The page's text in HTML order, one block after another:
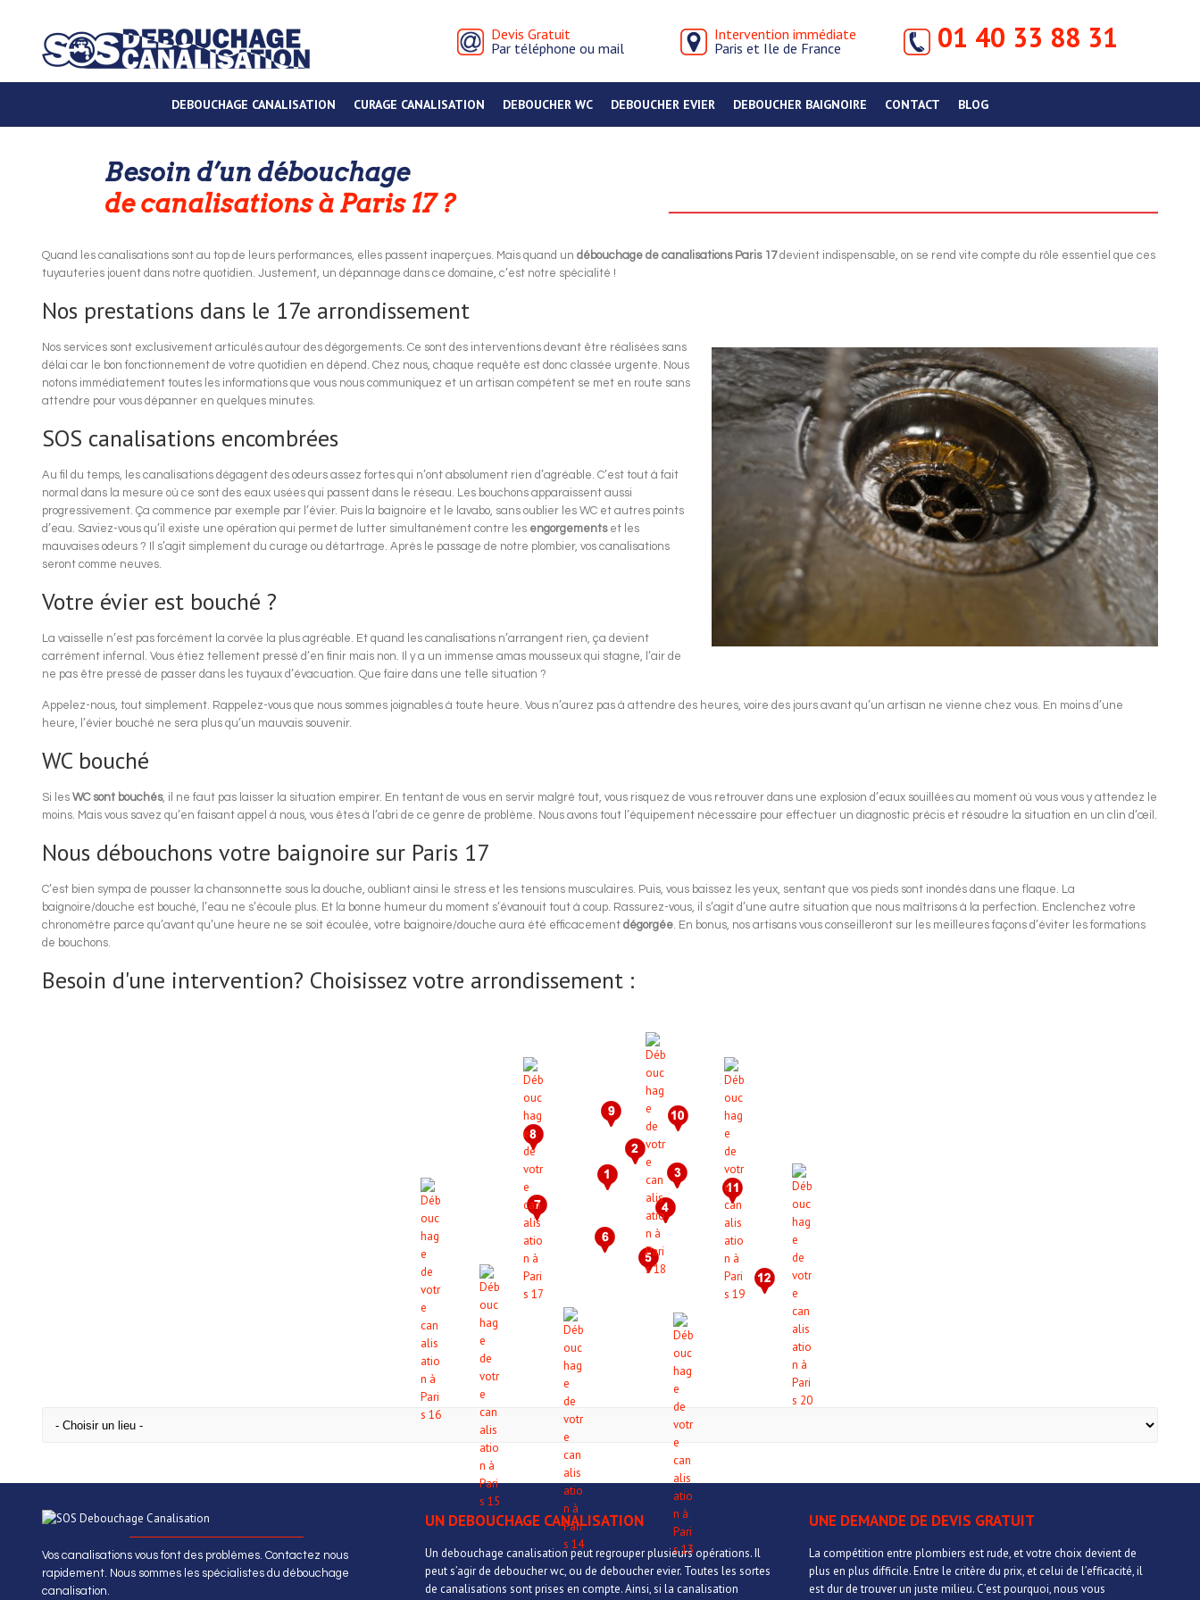
Devis Gratuit
Par téléphone ou mail
Intervention immédiate
Paris et Ile de France
01 40 33 88 31
DEBOUCHAGE CANALISATION CURAGE CANALISATION DEBOUCHER WC DEBOUCHER EVIER DEBOUCHER BAIGNOIRE CONTACT BLOG
Besoin d’un débouchage
de canalisations à Paris 17 ?
Quand les canalisations sont au top de leurs performances, elles passent inaperçues. Mais quand un débouchage de canalisations Paris 17devient indispensable, on se rend vite compte du rôle essentiel que ces
tuyauteries jouent dans notre quotidien. Justement, un dépannage dans ce domaine, c’est notre spécialité !
Nos prestations dans le 17e arrondissement
Nos services sont exclusivement articulés autour des dégorgements. Ce sont des interventions devant être réalisées sans
délai car le bon fonctionnement de votre quotidien en dépend. Chez nous, chaque requête est donc classée urgente. Nous
notons immédiatement toutes les informations que vous nous communiquez et un artisan compétent se met en route sans
attendre pour vous dépanner en quelques minutes.
SOS canalisations encombrées
Au fil du temps, les canalisations dégagent des odeurs assez fortes qui n’ont absolument rien d’agréable. C’est tout à fait
normal dans la mesure où ce sont des eaux usées qui passent dans le réseau. Les bouchons apparaissent aussi
progressivement. Ça commence par exemple par l’évier. Puis la baignoire et le lavabo, sans oublier les WC et autres points
d’eau. Saviez-vous qu’il existe une opération qui permet de lutter simultanément contre les engorgements et les
mauvaises odeurs ? Il s’agit simplement du curage ou détartrage. Après le passage de notre plombier, vos canalisations
seront comme neuves.
Votre évier est bouché ?
La vaisselle n’est pas forcément la corvée la plus agréable. Et quand les canalisations n’arrangent rien, ça devient
carrément infernal. Vous étiez tellement pressé d’en finir mais non. Il y a un immense amas mousseux qui stagne, l’air de
ne pas être pressé de passer dans les tuyaux d’évacuation. Que faire dans une telle situation ?
Appelez-nous, tout simplement. Rappelez-vous que nous sommes joignables à toute heure. Vous n’aurez pas à attendre des heures, voire des jours avant qu’un artisan ne vienne chez vous. En moins d’une
heure, l’évier bouché ne sera plus qu’un mauvais souvenir.
WC bouché
Si les WC sont bouchés, il ne faut pas laisser la situation empirer. En tentant de vous en servir malgré tout, vous risquez de vous retrouver dans une explosion d’eaux souillées au moment où vous vous y attendez le
moins. Mais vous savez qu’en faisant appel à nous, vous êtes à l’abri de ce genre de problème. Nous avons tout l’équipement nécessaire pour effectuer un diagnostic précis et résoudre la situation en un clin d’œil.
Nous débouchons votre baignoire sur Paris 17
C’est bien sympa de pousser la chansonnette sous la douche, oubliant ainsi le stress et les tensions musculaires. Puis, vous baissez les yeux, sentant que vos pieds sont inondés dans une flaque. La
baignoire/douche est bouché, l’eau ne s’écoule plus. Et la bonne humeur du moment s’évanouit tout à coup. Rassurez-vous, il s’agit d’une autre situation que nous maîtrisons à la perfection. Enclenchez votre
chronomètre parce qu’avant qu’une heure ne se soit écoulée, votre baignoire/douche aura été efficacement dégorgée. En bonus, nos artisans vous conseilleront sur les meilleures façons d’éviter les formations
de bouchons.
Besoin d'une intervention? Choisissez votre arrondissement :
Vos canalisations vous font des problèmes. Contactez nous
rapidement. Nous sommes les spécialistes du débouchage
canalisation.
UN DEBOUCHAGE CANALISATION
Un debouchage canalisation peut regrouper plusieurs opérations. Il
peut s’agir de deboucher wc, ou de deboucher evier. Toutes les sortes
de canalisations sont prises en compte. Ainsi, si la canalisation
UNE DEMANDE DE DEVIS GRATUIT
La compétition entre plombiers est rude, et votre choix devient de
plus en plus difficile. Entre le critère du prix, et celui de l’efficacité, il
est dur de trouver un juste milieu. C’est pourquoi, nous vous